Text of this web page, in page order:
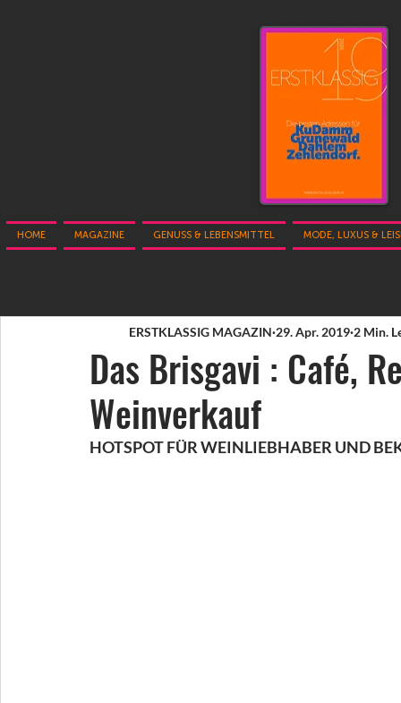
HOME MAGAZINE GENUSS & LEBENSMITTEL MODE, LUXUS &
Das Brisgavi : Café,
Weinverkauf
ERSTKLASSIG MAGAZIN 29. Apr. 2019 2 Min.
HOTSPOT FÜR WEINLIEBHABER UND